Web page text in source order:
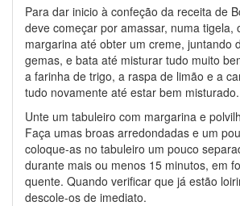
Para dar inicio à confeção da receita de
deve começar por amassar, numa tigela,
margarina até obter um creme, juntando
gemas, e bata até misturar tudo muito
a farinha de trigo, a raspa de limão e a
tudo novamente até estar bem misturado.
Unte um tabuleiro com margarina e
Faça umas broas arredondadas e um
coloque-as no tabuleiro um pouco
durante mais ou menos 15 minutos, em
quente. Quando verificar que já estão
descole-os de imediato.